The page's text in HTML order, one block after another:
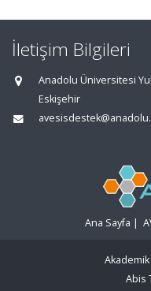
İletişim Bilgileri
Anadolu Üniversitesi
Eskişehir
Ana Sayfa |
Abis